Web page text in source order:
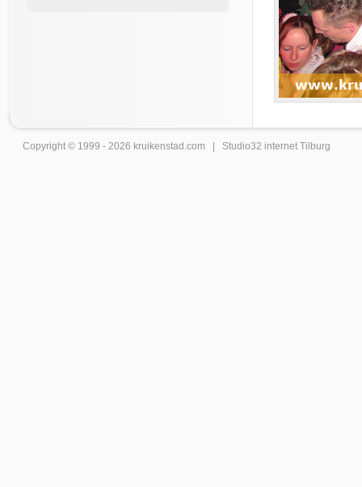
Copyright © 1999 - 2026 kruikenstad .com | Studio32 internet Tilburg